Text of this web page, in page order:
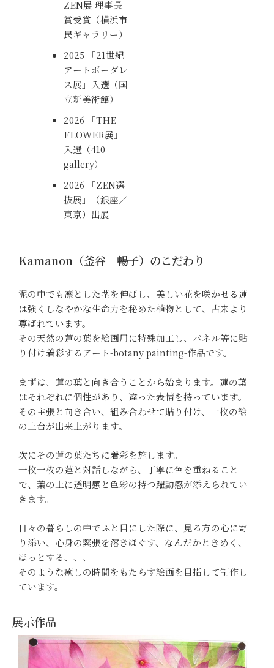
ZEN展 理事長
賞受賞（横浜市
民ギャラリー）
2025 「21世紀
アートボーダレ
ス展」入選（国
立新美術館）
2026 「THE
FLOWER展」
入選（410
gallery）
2026 「ZEN選
抜展」（銀座／
東京）出展
Kamanon（釜谷 暢子）のこだわり
泥の中でも凛とした茎を伸ばし、美しい花を咲かせる蓮
は強くしなやかな生命力を秘めた植物として、古来より
尊ばれています。
その天然の蓮の葉を絵画用に特殊加工し、パネル等に貼
り付け着彩するアート-botany painting-作品です。
まずは、蓮の葉と向き合うことから始まります。蓮の葉
はそれぞれに個性があり、違った表情を持っています。
その主張と向き合い、組み合わせて貼り付け、一枚の絵
の土台が出来上がります。
次にその蓮の葉たちに着彩を施します。
一枚一枚の蓮と対話しながら、丁寧に色を重ねること
で、葉の上に透明感と色彩の持つ躍動感が添えられてい
きます。
日々の暮らしの中でふと目にした際に、見る方の心に寄
り添い、心身の緊張を溶きほぐす、なんだかときめく、
ほっとする、、、
そのような癒しの時間をもたらす絵画を目指して制作し
ています。
展示作品